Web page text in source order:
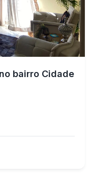
bairro Cidade